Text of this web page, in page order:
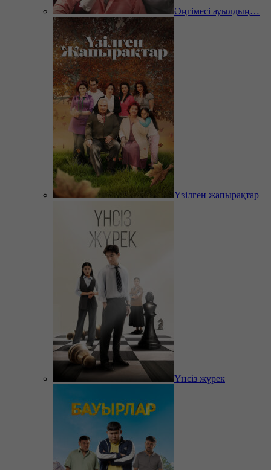
Әңгімесі ауылдың…
Үзілген жапырақтар
Үнсіз жүрек